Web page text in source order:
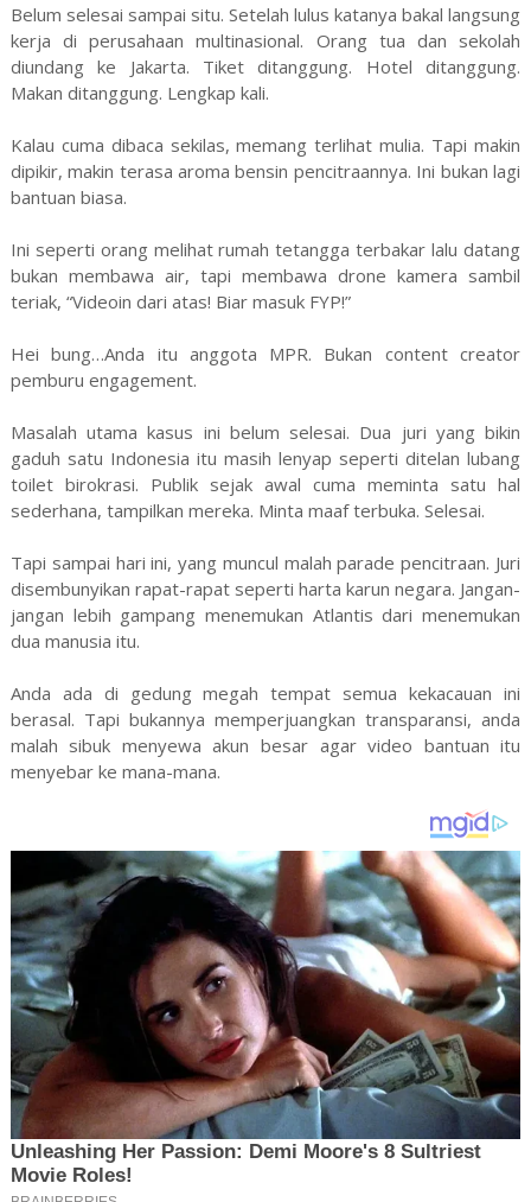
Belum selesai sampai situ. Setelah lulus katanya bakal langsung
kerja di perusahaan multinasional. Orang tua dan sekolah
diundang ke Jakarta. Tiket ditanggung. Hotel ditanggung.
Makan ditanggung. Lengkap kali.
Kalau cuma dibaca sekilas, memang terlihat mulia. Tapi makin
dipikir, makin terasa aroma bensin pencitraannya. Ini bukan lagi
bantuan biasa.
Ini seperti orang melihat rumah tetangga terbakar lalu datang
bukan membawa air, tapi membawa drone kamera sambil
teriak, “Videoin dari atas! Biar masuk FYP!”
Hei bung…Anda itu anggota MPR. Bukan content creator
pemburu engagement.
Masalah utama kasus ini belum selesai. Dua juri yang bikin
gaduh satu Indonesia itu masih lenyap seperti ditelan lubang
toilet birokrasi. Publik sejak awal cuma meminta satu hal
sederhana, tampilkan mereka. Minta maaf terbuka. Selesai.
Tapi sampai hari ini, yang muncul malah parade pencitraan. Juri
disembunyikan rapat-rapat seperti harta karun negara. Jangan-
jangan lebih gampang menemukan Atlantis dari menemukan
dua manusia itu.
Anda ada di gedung megah tempat semua kekacauan ini
berasal. Tapi bukannya memperjuangkan transparansi, anda
malah sibuk menyewa akun besar agar video bantuan itu
menyebar ke mana-mana.